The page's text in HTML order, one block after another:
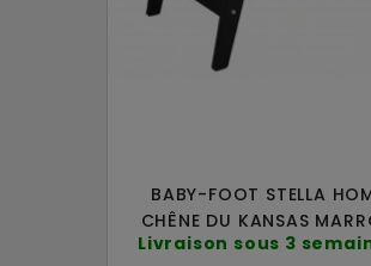
BABY-FOOT STELLA
CHÊNE DU KANSAS
Livraison sous 3